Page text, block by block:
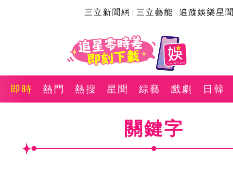
三立新聞網 三立藝能 追蹤娛樂星聞
即時 熱門 熱搜 星聞 綜藝 戲劇 日韓
關鍵字